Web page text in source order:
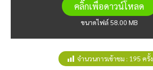
คลิ๊กเพื่อดาวน์โหลด
ขนาดไฟล์ 58.00 MB
จำนวนการเข้าชม : 195 ครั้ง